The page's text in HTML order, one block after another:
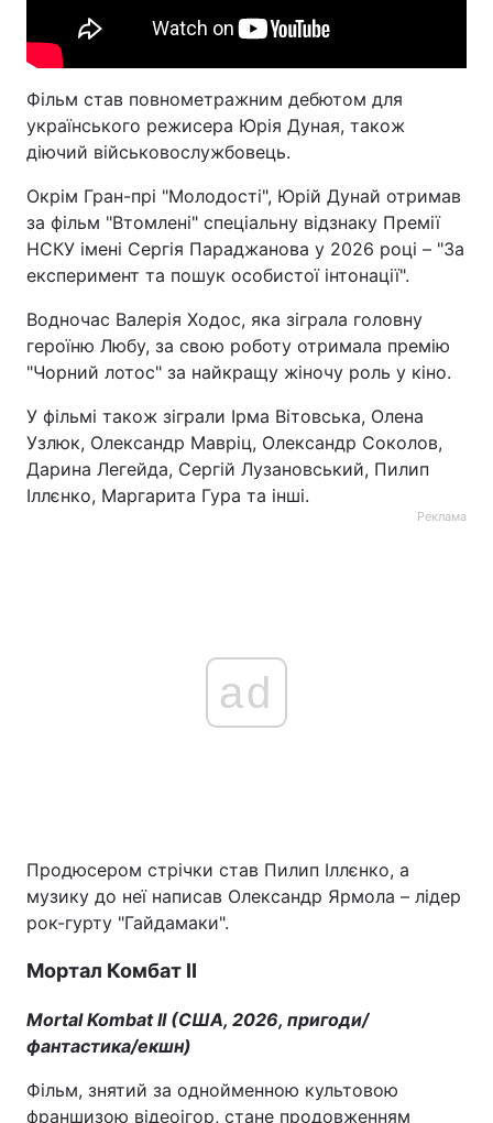
Фільм став повнометражним дебютом для
українського режисера Юрія Дуная, також
діючий військовослужбовець.
Окрім Гран-прі "Молодості", Юрій Дунай отримав
за фільм "Втомлені" спеціальну відзнаку Премії
НСКУ імені Сергія Параджанова у 2026 році – "За
експеримент та пошук особистої інтонації".
Водночас Валерія Ходос, яка зіграла головну
героїню Любу, за свою роботу отримала премію
"Чорний лотос" за найкращу жіночу роль у кіно.
У фільмі також зіграли Ірма Вітовська, Олена
Узлюк, Олександр Мавріц, Олександр Соколов,
Дарина Легейда, Сергій Лузановський, Пилип
Іллєнко, Маргарита Гура та інші.
Реклама
ad
Продюсером стрічки став Пилип Іллєнко, а
музику до неї написав Олександр Ярмола – лідер
рок-гурту "Гайдамаки".
Мортал Комбат II
Mortal Kombat II (США, 2026, пригоди/
фантастика/екшн)
Фільм, знятий за однойменною культовою
франшизою відеоігор, стане продовженням